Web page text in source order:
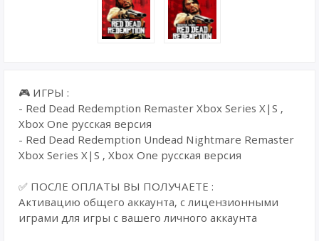
🎮 ИГРЫ :
- Red Dead Redemption Remaster Xbox Series X|S ,
Xbox One русская версия
- Red Dead Redemption Undead Nightmare Remaster
Xbox Series X|S , Xbox One русская версия
✅ ПОСЛЕ ОПЛАТЫ ВЫ ПОЛУЧАЕТЕ :
Активацию общего аккаунта, с лицензионными
играми для игры с вашего личного аккаунта